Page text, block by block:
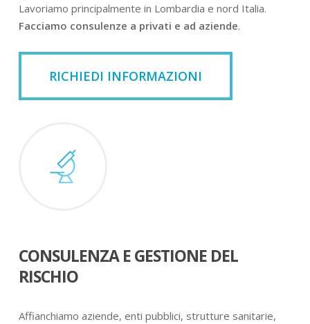
Lavoriamo principalmente in Lombardia e nord Italia.
Facciamo consulenze a privati e ad aziende.
RICHIEDI INFORMAZIONI
CONSULENZA E GESTIONE DEL
RISCHIO
Affianchiamo aziende, enti pubblici, strutture sanitarie,